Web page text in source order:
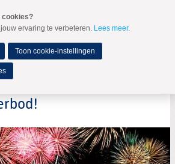
MENU
cookies?
ervaring te verbeteren. Lees meer.
Toon cookie-instellingen